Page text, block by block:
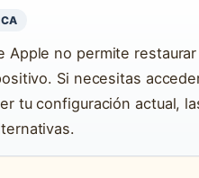
Apple no permite
Si necesitas
tu configuración actual,